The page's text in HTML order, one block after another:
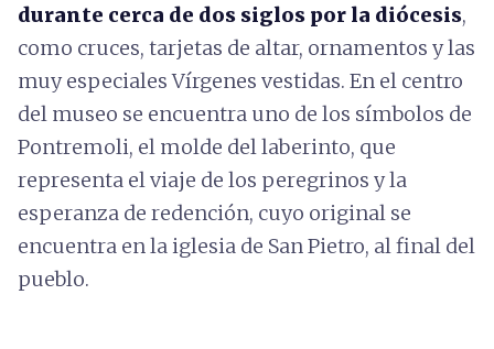
durante cerca de dos siglos por la diócesis,
como cruces, tarjetas de altar, ornamentos y las
muy especiales Vírgenes vestidas. En el centro
del museo se encuentra uno de los símbolos de
Pontremoli, el molde del laberinto, que
representa el viaje de los peregrinos y la
esperanza de redención, cuyo original se
encuentra en la iglesia de San Pietro, al final del
pueblo.